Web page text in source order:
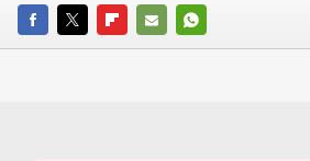
FACEBOOKTWITTERFLIPBOARD
E-
WHATSAPP